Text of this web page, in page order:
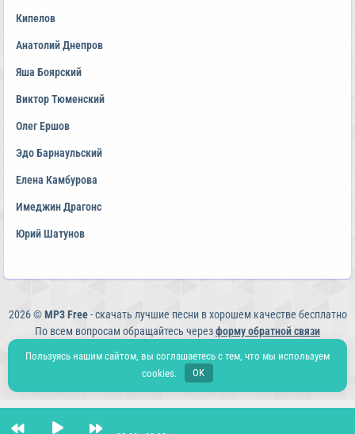
Кипелов
Анатолий Днепров
Яша Боярский
Виктор Тюменский
Олег Ершов
Эдо Барнаульский
Елена Камбурова
Имеджин Драгонс
Юрий Шатунов
2026 ©MP3 Free- скачать лучшие песни в хорошем качестве бесплатно
По всем вопросам обращайтесь черезформу обратной связи
Пользуясь нашим сайтом, вы соглашаетесь с тем, что мы используем
cookies.
OK